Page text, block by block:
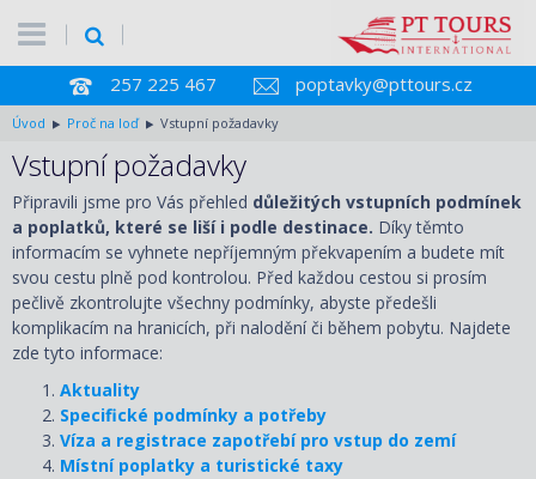
257 225 467 poptavky@pttours.cz
Úvod Proč na loď Vstupní požadavky
Vstupní požadavky
Připravili jsme pro Vás přehled důležitých vstupních podmínek
a poplatků, které se liší i podle destinace. Díky těmto
informacím se vyhnete nepříjemným překvapením a budete mít
svou cestu plně pod kontrolou. Před každou cestou si prosím
pečlivě zkontrolujte všechny podmínky, abyste předešli
komplikacím na hranicích, při nalodění či během pobytu. Najdete
zde tyto informace:
Aktuality
Specifické podmínky a potřeby
Víza a registrace zapotřebí pro vstup do zemí
Místní poplatky a turistické taxy